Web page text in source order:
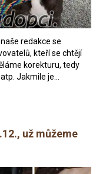
redakce se
kteří se chtějí
korekturu, tedy
Jakmile je…
už můžeme